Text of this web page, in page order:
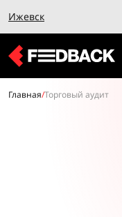
Ижевск
Главная/Торговый аудит